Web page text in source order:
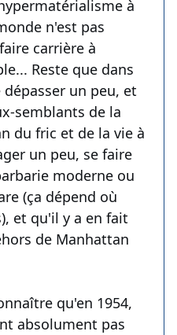
à
n'est pas
carrière à
Reste que dans
un peu, et
semblants de la
du fric et de la vie à
un peu, se faire
moderne ou
(ça dépend où
et qu'il y a en fait
de Manhattan
qu'en 1954,
absolument pas